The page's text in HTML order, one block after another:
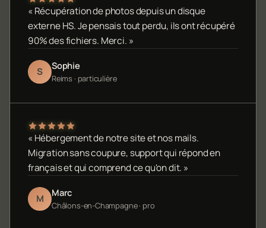
« Récupération de photos depuis un disque
externe HS. Je pensais tout perdu, ils ont récupéré
90% des fichiers. Merci. »
S Sophie
Reims · particulière
« Hébergement de notre site et nos mails.
Migration sans coupure, support qui répond en
français et qui comprend ce qu'on dit. »
M Marc
Châlons-en-Champagne · pro